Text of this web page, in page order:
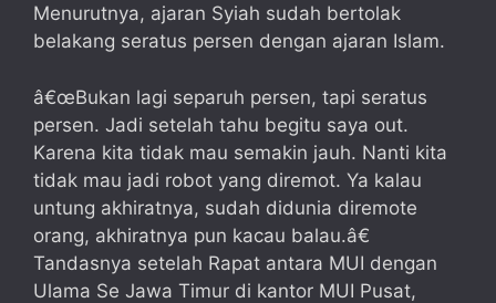
Menurutnya, ajaran Syiah sudah bertolak
belakang seratus persen dengan ajaran Islam.
â€œBukan lagi separuh persen, tapi seratus
persen. Jadi setelah tahu begitu saya out.
Karena kita tidak mau semakin jauh. Nanti kita
tidak mau jadi robot yang diremot. Ya kalau
untung akhiratnya, sudah didunia diremote
orang, akhiratnya pun kacau balau.â€
Tandasnya setelah Rapat antara MUI dengan
Ulama Se Jawa Timur di kantor MUI Pusat,